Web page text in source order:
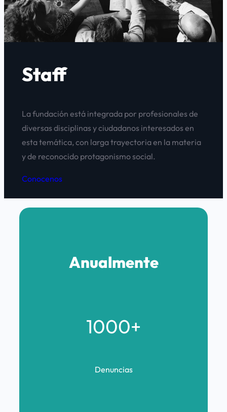
Staff
La fundación está integrada por profesionales de
diversas disciplinas y ciudadanos interesados en
esta temática, con larga trayectoria en la materia
y de reconocido protagonismo social.
Conocenos
Anualmente
1000+
Denuncias